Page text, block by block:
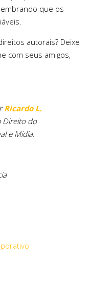
que os
autorais? Deixe
com seus amigos,
Ricardo L.
Direito do
e Mídia.